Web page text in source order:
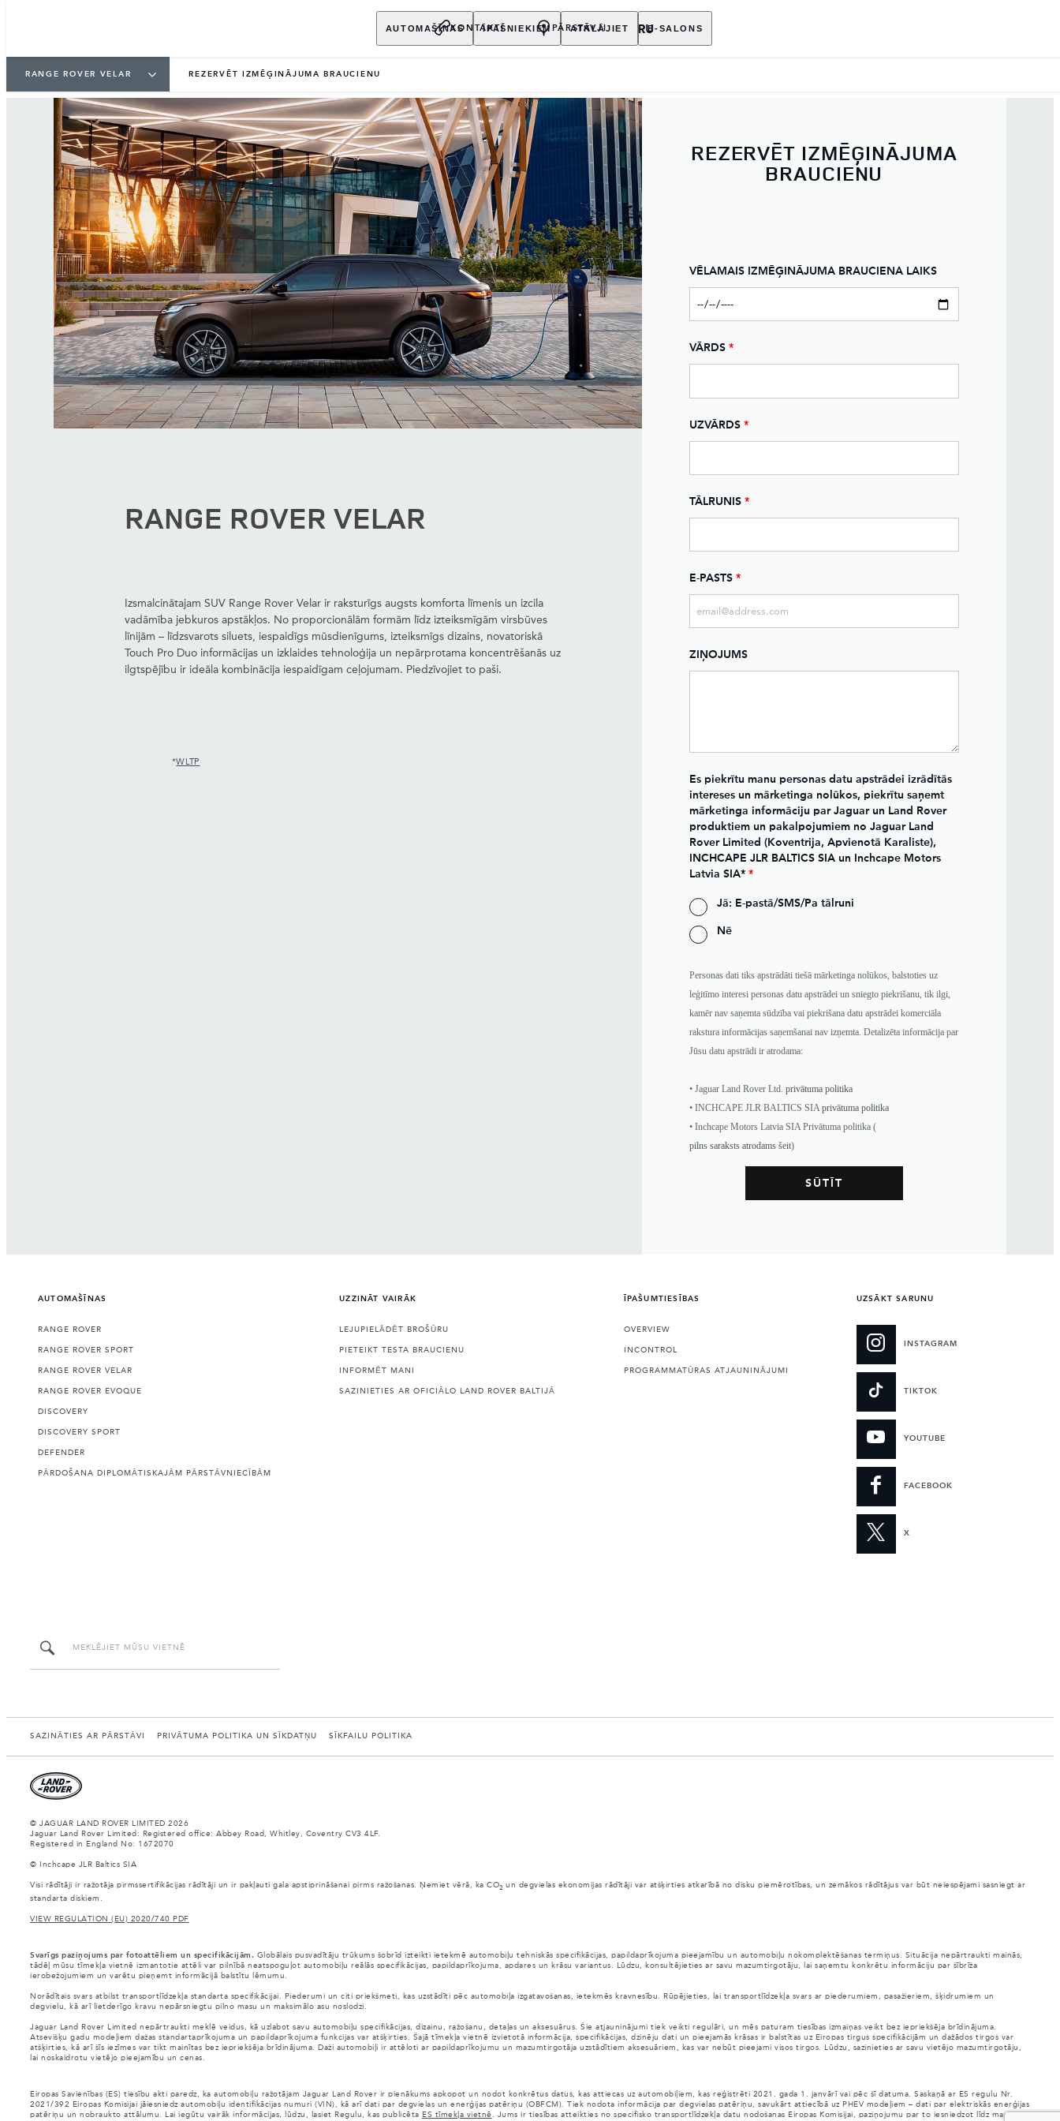
AUTOMAŠĪNAS ĪPAŠNIEKIEM ATKLĀJIET E-SALONS
KONTAKTI PĀRSTĀVJI
RANGE ROVER VELAR REZERVĒT IZMĒĢINĀJUMA BRAUCIENU
RANGE ROVER VELAR
Izsmalcinātajam SUV Range Rover Velar ir raksturīgs augsts komforta līmenis un izcila
vadāmība jebkuros apstākļos. No proporcionālām formām līdz izteiksmīgām virsbūves
līnijām – līdzsvarots siluets, iespaidīgs mūsdienīgums, izteiksmīgs dizains, novatoriskā
Touch Pro Duo informācijas un izklaides tehnoloģija un nepārprotama koncentrēšanās uz
ilgtspējību ir ideāla kombinācija iespaidīgam ceļojumam. Piedzīvojiet to paši.
*WLTP
REZERVĒT IZMĒĢINĀJUMA
BRAUCIENU
VĒLAMAIS IZMĒĢINĀJUMA BRAUCIENA LAIKS
VĀRDS *
UZVĀRDS *
TĀLRUNIS *
E-PASTS *
ZIŅOJUMS
Es piekrītu manu personas datu apstrādei izrādītās
intereses un mārketinga nolūkos, piekrītu saņemt
mārketinga informāciju par Jaguar un Land Rover
produktiem un pakalpojumiem no Jaguar Land
Rover Limited (Koventrija, Apvienotā Karaliste),
INCHCAPE JLR BALTICS SIA un Inchcape Motors
Latvia SIA* *
Jā: E-pastā/SMS/Pa tālruni
Nē
Personas dati tiks apstrādāti tiešā mārketinga nolūkos, balstoties uz
leģitīmo interesi personas datu apstrādei un sniegto piekrišanu, tik ilgi,
kamēr nav saņemta sūdzība vai piekrišana datu apstrādei komerciāla
rakstura informācijas saņemšanai nav izņemta. Detalizēta informācija par
Jūsu datu apstrādi ir atrodama:
• Jaguar Land Rover Ltd. privātuma politika
• INCHCAPE JLR BALTICS SIAprivātuma politika
• Inchcape Motors Latvia SIA Privātuma politika (
pilns saraksts atrodams šeit)
AUTOMAŠĪNAS
RANGE ROVER
RANGE ROVER SPORT
RANGE ROVER VELAR
RANGE ROVER EVOQUE
DISCOVERY
DISCOVERY SPORT
DEFENDER
PĀRDOŠANA DIPLOMĀTISKAJĀM PĀRSTĀVNIECĪBĀM
UZZINĀT VAIRĀK
LEJUPIELĀDĒT BROŠŪRU
PIETEIKT TESTA BRAUCIENU
INFORMĒT MANI
SAZINIETIES AR OFICIĀLO LAND ROVER BALTIJĀ
ĪPAŠUMTIESĪBAS
OVERVIEW
INCONTROL
PROGRAMMATŪRAS ATJAUNINĀJUMI
UZSĀKT SARUNU
INSTAGRAM
TIKTOK
YOUTUBE
FACEBOOK
X
SAZINĀTIES AR PĀRSTĀVI PRIVĀTUMA POLITIKA UN SĪKDATŅU SĪKFAILU POLITIKA
© JAGUAR LAND ROVER LIMITED 2026
Jaguar Land Rover Limited: Registered office: Abbey Road, Whitley, Coventry CV3 4LF.
Registered in England No: 1672070
© Inchcape JLR Baltics SIA
Visi rādītāji ir ražotāja pirmssertifikācijas rādītāji un ir pakļauti gala apstiprināšanai pirms ražošanas. Ņemiet vērā, ka CO2 un degvielas ekonomijas rādītāji var atšķirties atkarībā no disku piemērotības, un zemākos rādītājus var būt neiespējami sasniegt ar
standarta diskiem.
VIEW REGULATION (EU) 2020/740 PDF
Svarīgs paziņojums par fotoattēliem un specifikācijām. Globālais pusvadītāju trūkums šobrīd izteikti ietekmē automobiļu tehniskās specifikācijas, papildaprīkojuma pieejamību un automobiļu nokomplektēšanas termiņus. Situācija nepārtraukti mainās,
tādēļ mūsu tīmekļa vietnē izmantotie attēli var pilnībā neatspoguļot automobiļu reālās specifikācijas, papildaprīkojuma, apdares un krāsu variantus. Lūdzu, konsultējieties ar savu mazumtirgotāju, lai saņemtu konkrētu informāciju par šībrīža
ierobežojumiem un varētu pieņemt informācijā balstītu lēmumu.
Norādītais svars atbilst transportlīdzekļa standarta specifikācijai. Piederumi un citi priekšmeti, kas uzstādīti pēc automobiļa izgatavošanas, ietekmēs kravnesību. Rūpējieties, lai transportlīdzekļa svars ar piederumiem, pasažieriem, šķidrumiem un
degvielu, kā arī lietderīgo kravu nepārsniegtu pilno masu un maksimālo asu noslodzi.
Jaguar Land Rover Limited nepārtraukti meklē veidus, kā uzlabot savu automobiļu specifikācijas, dizainu, ražošanu, detaļas un aksesuārus. Šie atjauninājumi tiek veikti regulāri, un mēs paturam tiesības izmaiņas veikt bez iepriekšēja brīdinājuma.
Atsevišķu gadu modeļiem dažas standartaprīkojuma un papildaprīkojuma funkcijas var atšķirties. Šajā tīmekļa vietnē izvietotā informācija, specifikācijas, dzinēju dati un pieejamās krāsas ir balstītas uz Eiropas tirgus specifikācijām un dažādos tirgos var
atšķirties, kā arī šīs iezīmes var tikt mainītas bez iepriekšēja brīdinājuma. Daži automobiļi ir attēloti ar papildaprīkojumu un mazumtirgotāja uzstādītiem aksesuāriem, kas var nebūt pieejami visos tirgos. Lūdzu, sazinieties ar savu vietējo mazumtirgotāju,
lai noskaidrotu vietējo pieejamību un cenas.
Eiropas Savienības (ES) tiesību akti paredz, ka automobiļu ražotājam Jaguar Land Rover ir pienākums apkopot un nodot konkrētus datus, kas attiecas uz automobiļiem, kas reģistrēti 2021. gada 1. janvārī vai pēc šī datuma. Saskaņā ar ES regulu Nr.
2021/392 Eiropas Komisijai jāiesniedz automobiļu identifikācijas numuri (VIN), kā arī dati par degvielas un enerģijas patēriņu (OBFCM). Tiek nodota informācija par degvielas patēriņu, savukārt attiecībā uz PHEV modeļiem – dati par elektriskās enerģijas
patēriņu un nobraukto attālumu. Lai iegūtu vairāk informācijas, lūdzu, lasiet Regulu, kas publicēta ES tīmekļa vietnē
. Jums ir tiesības atteikties no specifisko transportlīdzekļa datu nodošanas Eiropas Komisijai, paziņojumu par to iesniedzot līdz marta